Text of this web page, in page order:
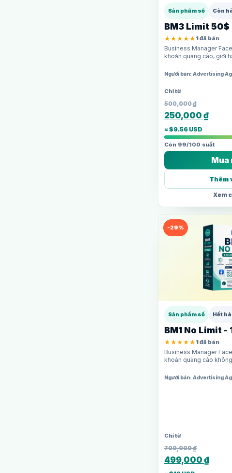
Sản phẩm số Còn
BM3 Limit 50$
★★★★★ 1 đã bán
Business Manager
khoản quảng cáo, giới
nhỏ cần…
Người bán: Advertising
500,000₫
250,000 ₫
≈ $9.56 USD
Còn 99/100 suất
Mua
Thêm
Xem
-29%
Sản phẩm số Hết
BM1 No Limit -
★★★★★ 1 đã bán
Business Manager
khoản quảng cáo
bộ…
Người bán: Advertising
700,000₫
499,000 ₫